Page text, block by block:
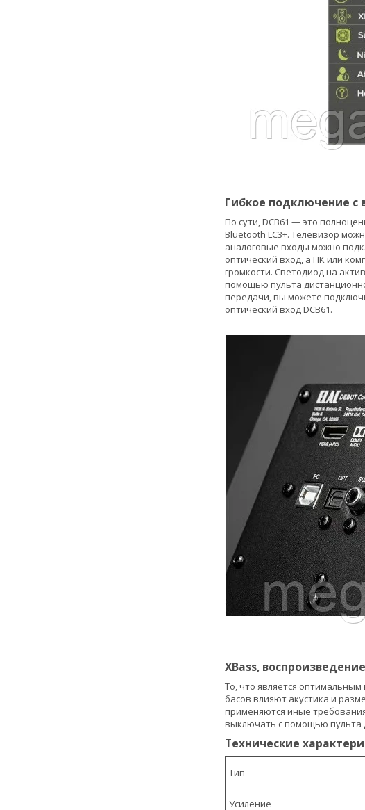
Гибкое подключение
По сути, DCB61 — это
Bluetooth LC3+. Телевизор
аналоговые входы можно
оптический вход, а ПК или
громкости. Светодиод на
помощью пульта
передачи, вы можете
оптический вход DCB61.
XBass,
То, что является
басов влияют акустика и
применяются иные
выключать с помощью пульта
Технические
Тип
Усиление